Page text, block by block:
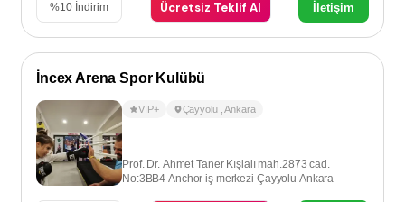
%10 İndirim Ücretsiz Teklif Al İletişim
İncex Arena Spor Kulübü
VIP+ Çayyolu ,Ankara
Prof. Dr. Ahmet Taner Kışlalı mah.2873 cad.
No:3BB4 Anchor iş merkezi Çayyolu Ankara